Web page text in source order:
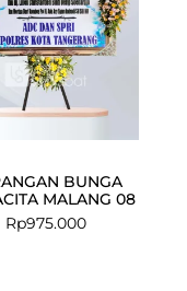
BUNGA
MALANG 08
Rp975.000